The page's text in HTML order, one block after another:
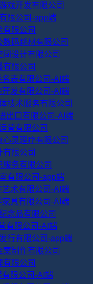
戏开发有限公司
限公司-app端
有限公司
码耗材有限公司
设计有限公司
有限公司
表有限公司-AI端
发有限公司-AI端
技术服务有限公司
出口有限公司-AI端
营有限公司
灵理疗有限公司
限公司
务有限公司
有限公司-app端
术有限公司-AI端
具有限公司-AI端
念品有限公司
有限公司-AI端
行有限公司-app端
制作有限公司
有限公司
限公司-AI端